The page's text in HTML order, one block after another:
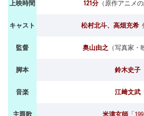
上映時間 121分（原作アニメの
キャスト 松村北斗、高畑充希
監督 奥山由之 （写真家・
脚本 鈴木史子
音楽 江﨑文武
主題歌 米津玄師 「